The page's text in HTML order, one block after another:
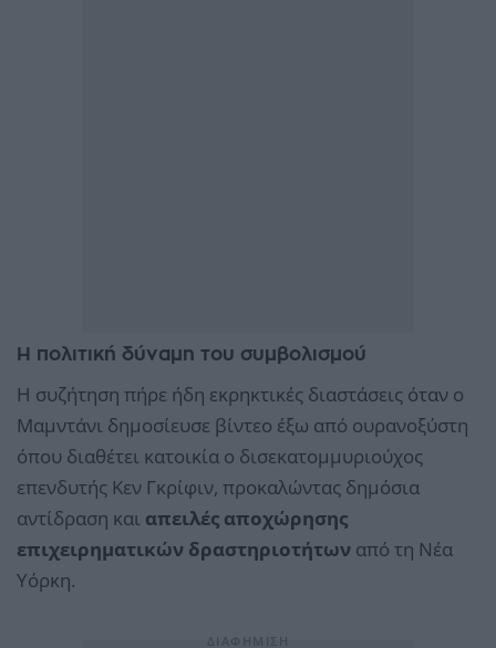
Η πολιτική δύναμη του συμβολισμού
Η συζήτηση πήρε ήδη εκρηκτικές διαστάσεις όταν ο
Μαμντάνι δημοσίευσε βίντεο έξω από ουρανοξύστη
όπου διαθέτει κατοικία ο δισεκατομμυριούχος
επενδυτής Κεν Γκρίφιν, προκαλώντας δημόσια
αντίδραση και απειλές αποχώρησης
επιχειρηματικών δραστηριοτήτων από τη Νέα
Υόρκη.